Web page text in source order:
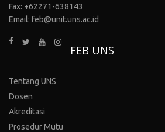
Fax: +62271-638143
Email: feb@unit.uns.ac.id
FEB UNS
Tentang UNS
Dosen
Akreditasi
Prosedur Mutu